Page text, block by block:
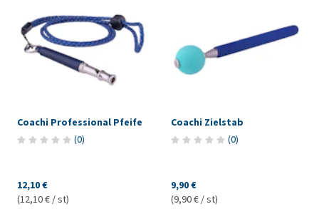
Coachi Professional Pfeife
(0)
12,10 €
(12,10 € / st)
Coachi Zielstab
(0)
9,90 €
(9,90 € / st)